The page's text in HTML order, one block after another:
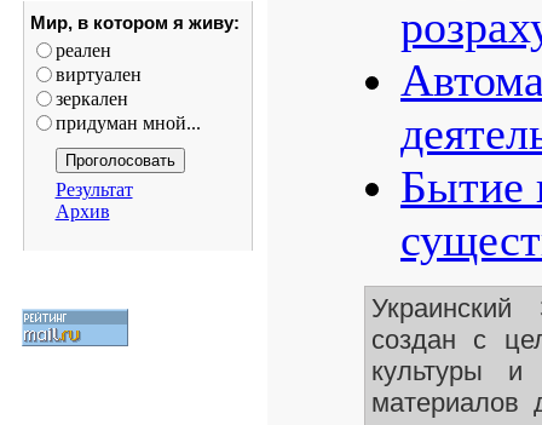
Мир, в котором я живу:
реален
виртуален
зеркален
придуман мной...
Результат
Архив
Бытие
создан с
культуры и
материалов